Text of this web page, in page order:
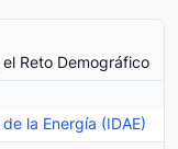
Reto Demográfico
la Energía (IDAE)